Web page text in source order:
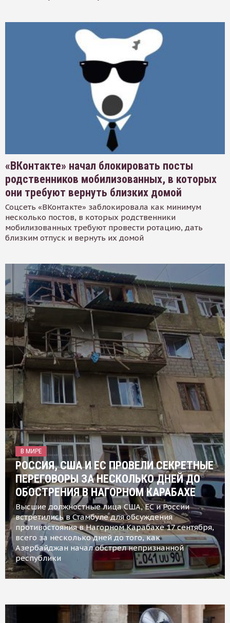
«ВКонтакте» начал блокировать посты
родственников мобилизованных, в которых
они требуют вернуть близких домой
Соцсеть «ВКонтакте» заблокировала как минимум
несколько постов, в которых родственники
мобилизованных требуют провести ротацию, дать
близким отпуск и вернуть их домой
В МИРЕ
РОССИЯ, США И ЕС ПРОВЕЛИ СЕКРЕТНЫЕ
ПЕРЕГОВОРЫ ЗА НЕСКОЛЬКО ДНЕЙ ДО
ОБОСТРЕНИЯ В НАГОРНОМ КАРАБАХЕ
Высшие должностные лица США, ЕС и России
встретились в Стамбуле для обсуждения
противостояния в Нагорном Карабахе 17 сентября,
всего за несколько дней до того, как
Азербайджан начал обстрел непризнанной
республики